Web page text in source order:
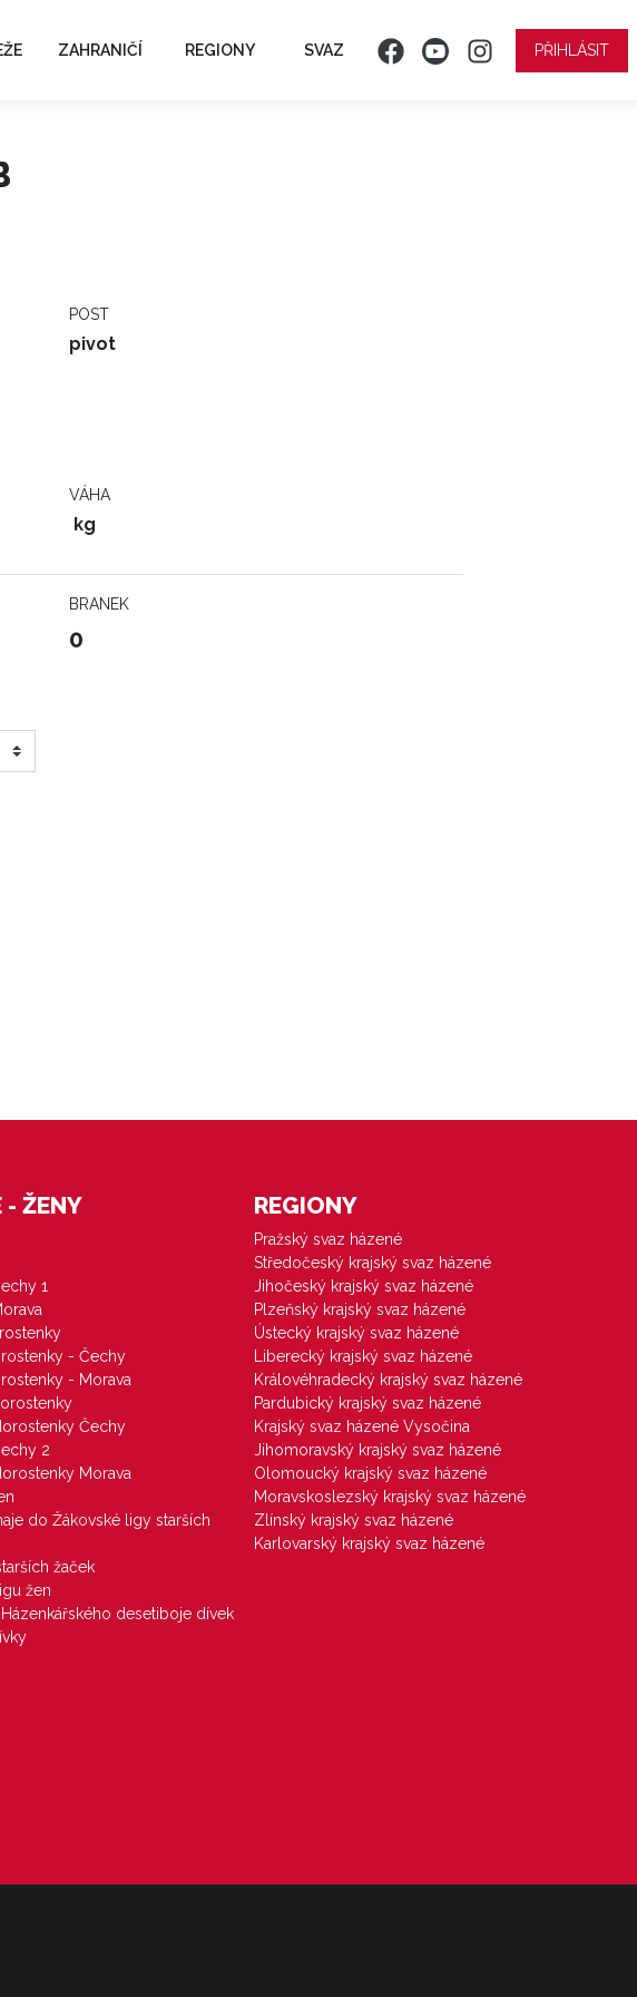
ZAHRANIČÍ REGIONY SVAZ PŘIHLÁSIT
POST
pivot
VÁHA
kg
BRANEK
0
- ŽENY
1
- Čechy
- Morava
Čechy
2
Morava
do Žákovské ligy starších
žaček
žen
desetiboje dívek
REGIONY
Pražský svaz házené
Středočeský krajský svaz házené
Jihočeský krajský svaz házené
Plzeňský krajský svaz házené
Ústecký krajský svaz házené
Liberecký krajský svaz házené
Královéhradecký krajský svaz házené
Pardubický krajský svaz házené
Krajský svaz házené Vysočina
Jihomoravský krajský svaz házené
Olomoucký krajský svaz házené
Moravskoslezský krajský svaz házené
Zlínský krajský svaz házené
Karlovarský krajský svaz házené